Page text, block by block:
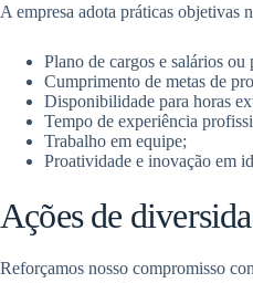
A empresa adota práticas objetivas
Plano de cargos e salários ou
Cumprimento de metas de
Disponibilidade para horas
Tempo de experiência
Trabalho em equipe;
Proatividade e inovação em
Ações de
Reforçamos nosso compromisso